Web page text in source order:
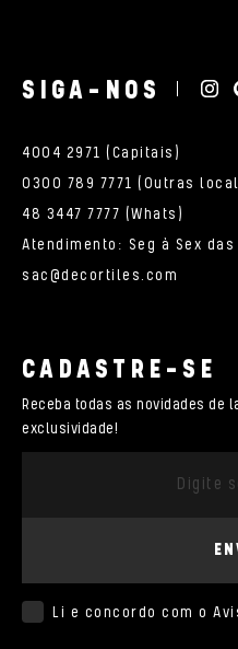
SIGA-NOS
4004 2971 (Capitais)
0300 789 7771 (Outras
48 3447 7777 (Whats)
Atendimento: Seg à Sex
sac@decortiles.com
CADASTRE-SE
Receba todas as novidades de
exclusividade!
Li e concordo com o